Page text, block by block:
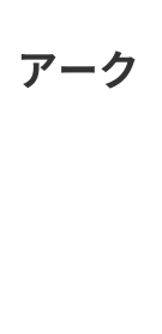
ーク